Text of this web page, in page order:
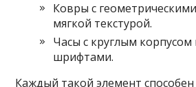
Ковры с
мягкой текстурой.
Часы с круглым корпусом
шрифтами.
Каждый такой элемент